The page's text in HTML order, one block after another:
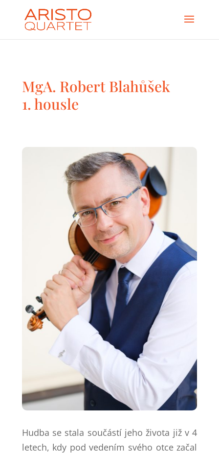
MgA. Robert Blahůšek
1. housle
Hudba se stala součástí jeho života již v 4
letech, kdy pod vedením svého otce začal